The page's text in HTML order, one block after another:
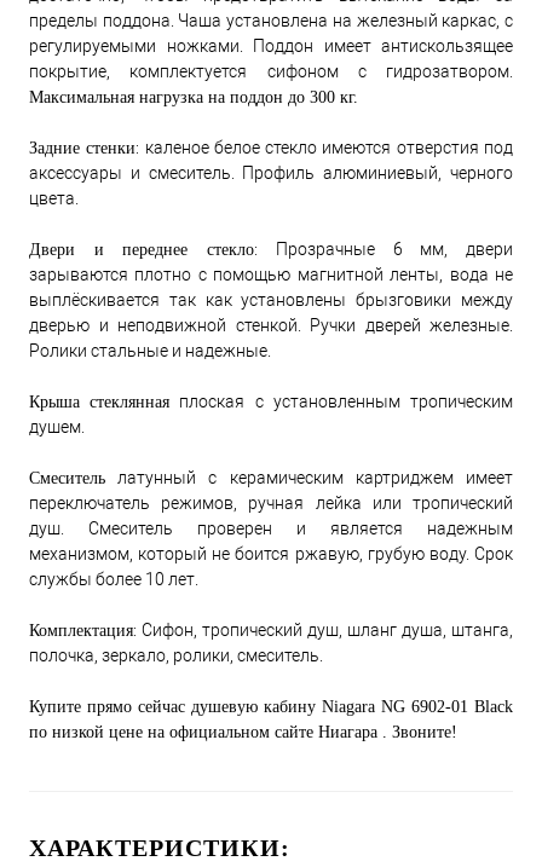
пределы поддона. Чаша установлена на железный каркас, с
регулируемыми ножками. Поддон имеет антискользящее
покрытие, комплектуется сифоном с гидрозатвором.
Максимальная нагрузка на поддон до 300 кг.
Задние стенки: каленое белое стекло имеются отверстия под
аксессуары и смеситель. Профиль алюминиевый, черного
цвета.
Двери и переднее стекло: Прозрачные 6 мм, двери
зарываются плотно с помощью магнитной ленты, вода не
выплёскивается так как установлены брызговики между
дверью и неподвижной стенкой. Ручки дверей железные.
Ролики стальные и надежные.
Крыша стеклянная плоская с установленным тропическим
душем.
Смеситель латунный с керамическим картриджем имеет
переключатель режимов, ручная лейка или тропический
душ. Смеситель проверен и является надежным
механизмом, который не боится ржавую, грубую воду. Срок
службы более 10 лет.
Комплектация: Сифон, тропический душ, шланг душа, штанга,
полочка, зеркало, ролики, смеситель.
Купите прямо сейчас душевую кабину Niagara NG 6902-01 Black
по низкой цене на официальном сайте Ниагара . Звоните!
ХАРАКТЕРИСТИКИ: